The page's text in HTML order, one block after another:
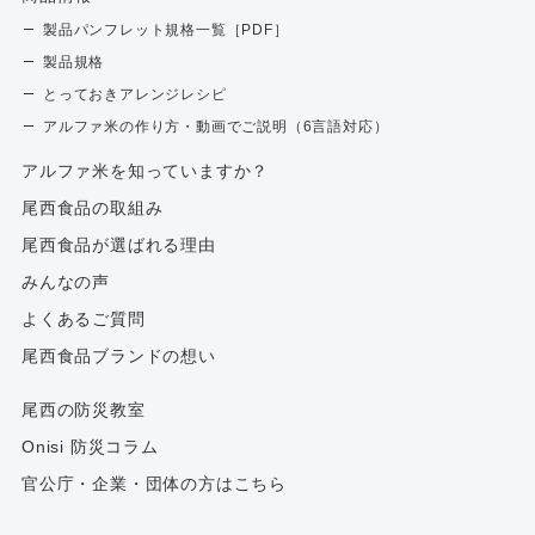
製品パンフレット規格一覧［PDF］
製品規格
とっておきアレンジレシピ
アルファ米の作り方・動画でご説明（6言語対応）
アルファ⽶を知っていますか？
尾西食品の取組み
尾西食品が選ばれる理由
みんなの声
よくあるご質問
尾西食品ブランドの想い
尾西の防災教室
Onisi 防災コラム
官公庁・企業・団体の方はこちら